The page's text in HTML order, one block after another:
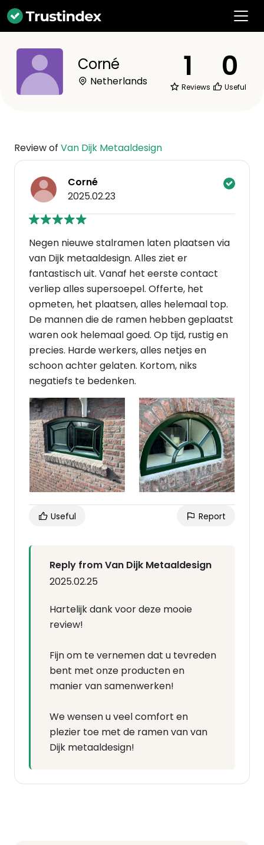
Corné
Netherlands 1
Reviews
0
Useful
Review of Van Dijk Metaaldesign
Corné
2025.02.23
Negen nieuwe stalramen laten plaatsen via
van Dijk metaaldesign. Alles ziet er
fantastisch uit. Vanaf het eerste contact
verliep alles supersoepel. Offerte, het
opmeten, het plaatsen, alles helemaal top.
De mannen die de ramen hebben geplaatst
waren ook helemaal goed. Op tijd, rustig en
precies. Harde werkers, alles netjes en
schoon achter gelaten. Kortom, niks
negatiefs te bedenken.
Useful Report
Reply from Van Dijk Metaaldesign
2025.02.25
Hartelijk dank voor deze mooie
review!
Fijn om te vernemen dat u tevreden
bent met onze producten en
manier van samenwerken!
We wensen u veel comfort en
plezier toe met de ramen van van
Dijk metaaldesign!